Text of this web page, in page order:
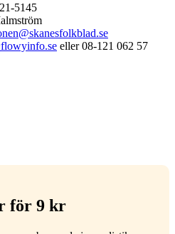
5145
eller 08-121 062 57
för 9 kr